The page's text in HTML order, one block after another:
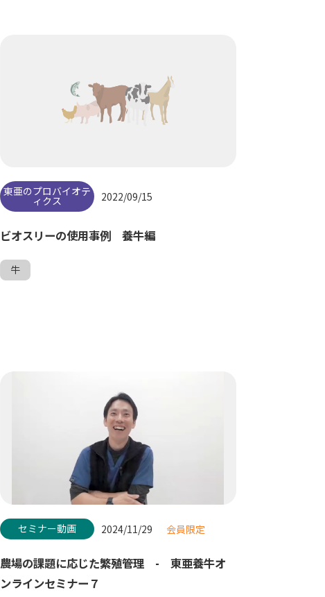
東亜のプロバイオテ
ィクス 2022/09/15
ビオスリーの使用事例 養牛編
牛
セミナー動画 2024/11/29 会員限定
農場の課題に応じた繁殖管理 - 東亜養牛オ
ンラインセミナー７